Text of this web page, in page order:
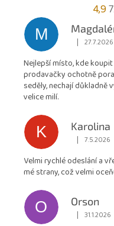
4,9
z
M
Hodnocení
| 27.7.2026
Nejlepší místo, kde
prodavačky ochotně
seděly, nechají důkladně
velice milí.
K
Karolina
Hodnocení
| 7.5.2026
Velmi rychlé odeslání a
mé strany, což velmi
O
Orson
Hodnocení
| 31.1.2026